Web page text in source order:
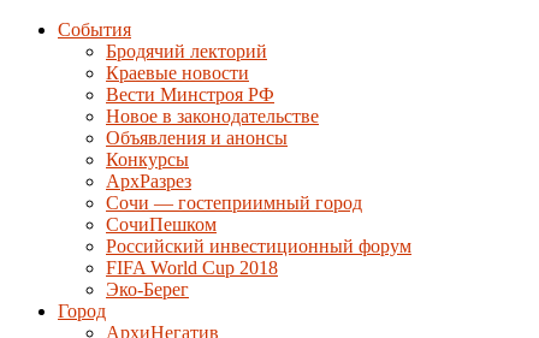
События
Бродячий лекторий
Краевые новости
Вести Минстроя РФ
Новое в законодательстве
Объявления и анонсы
Конкурсы
АрхРазрез
Сочи — гостеприимный город
СочиПешком
Российский инвестиционный форум
FIFA World Cup 2018
Эко-Берег
Город
АрхиНегатив